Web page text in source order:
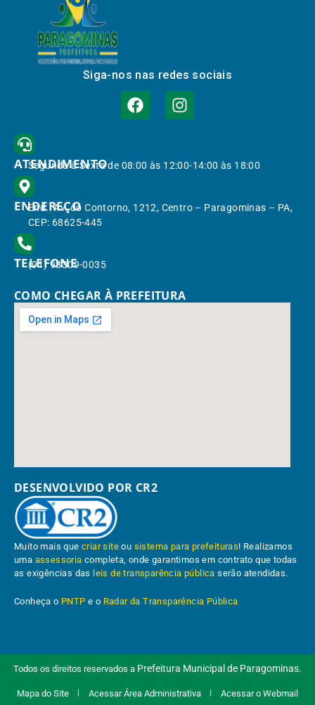
Siga-nos nas redes sociais
ATENDIMENTO
Segunda à Sexta de 08:00 às 12:00-14:00 às 18:00
ENDEREÇO
End.: Av. do Contorno, 1212, Centro – Paragominas – PA,
CEP: 68625-445
TELEFONE
(91) 98309-0035
COMO CHEGAR À PREFEITURA
DESENVOLVIDO POR CR2
Muito mais quecriar site ou sistema para prefeituras! Realizamos
uma assessoria completa, onde garantimos em contrato que todas
as exigências das leis de transparência pública serão atendidas.
Conheça o PNTP e o Radar da Transparência Pública
Todos os direitos reservados a Prefeitura Municipal de Paragominas.
Mapa do Site Acessar Área Administrativa Acessar o Webmail